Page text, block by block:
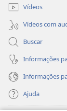
Vídeos
Vídeos com
Buscar
Informações
Informações
Ajuda